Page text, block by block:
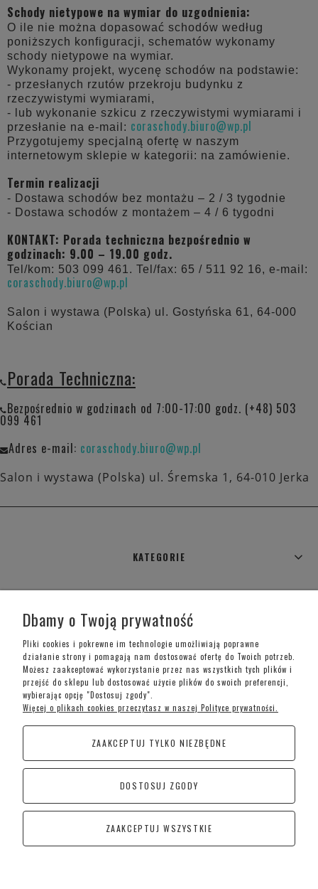
Schody nietypowe na wymiar do uzgodnienia:
O ile nie można dopasować schodów według
poniższych konfiguracji, schematów wykonamy
schody nietypowe na wymiar.
Wykonamy projekt, wycenę schodów na podstawie:
- przesłanych rzutów przekroju budynku z
rzeczywistymi wymiarami,
- lub wykonanie szkicu z rzeczywistymi wymiarami i
przesłanie na e-mail: coraschody.biuro@wp.pl
Przygotujemy specjalną ofertę w naszym
internetowym sklepie w kategorii: na zamówienie.
Termin realizacji
- Dostawa schodów bez montażu – 2 / 3 tygodnie
- Dostawa schodów z montażem – 4 / 6 tygodni
KONTAKT: Porada techniczna bezpośrednio w
godzinach: 9.00 – 19.00 godz.
Tel/kom: 503 099 461. Tel/fax: 65 / 511 92 16, e-mail:
coraschody.biuro@wp.pl
Salon i wystawa (Polska) ul. Gostyńska 61, 64-000
Kościan
Porada Techniczna:
Bezpośrednio w godzinach od 7:00-17:00 godz. (+48) 503
099 461
Adres e-mail: coraschody.biuro@wp.pl
Salon i wystawa (Polska) ul. Śremska 1, 64-010 Jerka
KATEGORIE
MOJE KONTO
INFORMACJE O SKLEPIE
Telefon kontaktowy –+48 697 733 970
Poniedziałek-Piątek: 09:00 - 19:00,
Sobota: 09:00-15:00
CoraSchody – Schody | Poręcze i Balustrady
Kościan
Śremska 1, 64-010 Jerka
Dbamy o Twoją prywatność
Pliki cookies i pokrewne im technologie umożliwiają poprawne
działanie strony i pomagają nam dostosować ofertę do Twoich potrzeb.
Możesz zaakceptować wykorzystanie przez nas wszystkich tych plików i
przejść do sklepu lub dostosować użycie plików do swoich preferencji,
wybierając opcję "Dostosuj zgody".
Więcej o plikach cookies przeczytasz w naszej Polityce prywatności.
ZAAKCEPTUJ TYLKO NIEZBĘDNE
DOSTOSUJ ZGODY
ZAAKCEPTUJ WSZYSTKIE